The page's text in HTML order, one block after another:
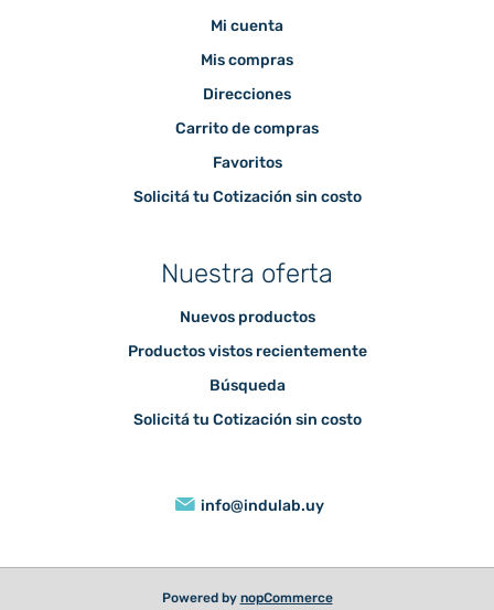
Mi cuenta
Mis compras
Direcciones
Carrito de compras
Favoritos
Solicitá tu Cotización sin costo
Nuestra oferta
Nuevos productos
Productos vistos recientemente
Búsqueda
Solicitá tu Cotización sin costo
info@indulab.uy
Powered by nopCommerce